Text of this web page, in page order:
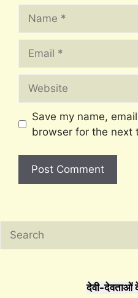
Save my name,
browser for the next
Search
देवी-देवताओं